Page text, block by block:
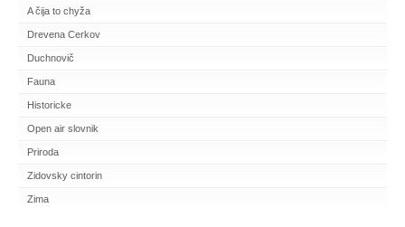
A čija to chyža
Drevena Cerkov
Duchnovič
Fauna
Historicke
Open air slovnik
Priroda
Zidovsky cintorin
Zima